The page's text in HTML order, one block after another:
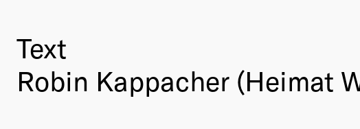
Text
Robin Kappacher (Heimat